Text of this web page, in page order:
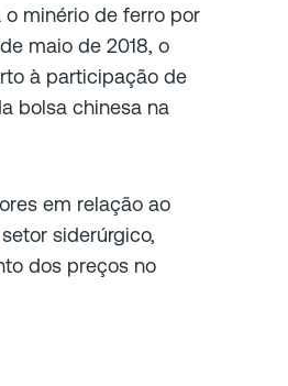
minério de ferro por
maio de 2018, o
à participação de
bolsa chinesa na
em relação ao
siderúrgico,
dos preços no